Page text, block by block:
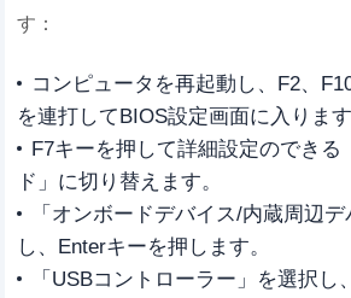
す：
コンピュータを再起動し、F2、
を連打してBIOS設定画面に入ります
F7キーを押して詳細設定のできる
ド」に切り替えます。
「オンボードデバイス/内蔵周辺
し、Enterキーを押します。
「USBコントローラー」を選択し